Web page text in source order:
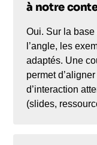
à notre
Oui. Sur la base
l’angle, les
adaptés. Une
permet
d’interaction
(slides,